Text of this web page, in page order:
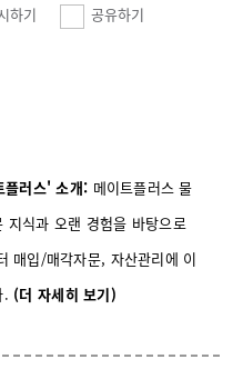
하기 공유하기
플러스' 소개: 메이트플러스 물
지식과 오랜 경험을 바탕으로
매입/매각자문, 자산관리에 이
. (더 자세히 보기)